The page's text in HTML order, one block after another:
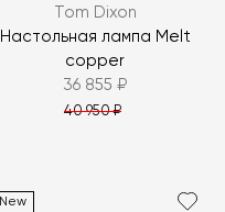
Tom Dixon
Настольная лампа Melt
copper
36 855 ₽
40 950 ₽
New